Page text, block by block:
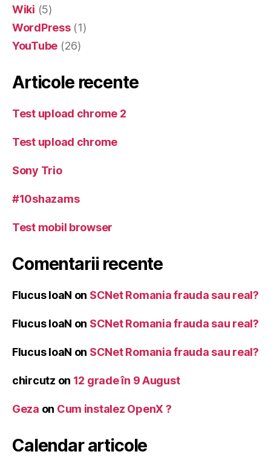
Wiki (5)
WordPress(1)
YouTube (26)
Articole recente
Test upload chrome 2
Test upload chrome
Sony Trio
#10shazams
Test mobil browser
Comentarii recente
Flucus IoaN on SCNet Romania frauda sau real?
Flucus IoaN on SCNet Romania frauda sau real?
Flucus IoaN on SCNet Romania frauda sau real?
chircutz on 12 grade în 9 August
Geza on Cum instalez OpenX ?
Calendar articole